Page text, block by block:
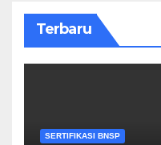
Terbaru
SERTIFIKASI BNSP